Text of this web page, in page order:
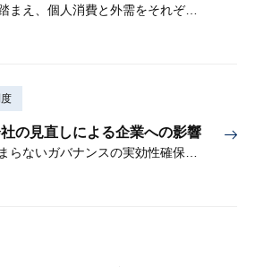
直近公表の基礎統計を踏まえ、個人消費と外需をそれぞれ下方修正
の見直しによる企業への影響
機関設計の選択にとどまらないガバナンスの実効性確保が重要